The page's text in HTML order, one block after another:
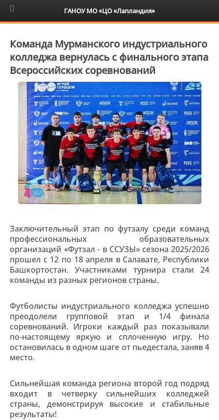
6+
Команда Мурманского индустриального
колледжа вернулась с финального этапа
Всероссийских соревнований
Заключительный этап по футзалу среди команд
профессиональных образовательных
организаций «Футзал - в ССУЗЫ» сезона 2025/2026
прошел с 12 по 18 апреля в Салавате, Республики
Башкортостан. Участниками турнира стали 24
команды из разных регионов страны.
Футболисты индустриального колледжа успешно
преодолели групповой этап и 1/4 финала
соревнований. Игроки каждый раз показывали
по-настоящему яркую и сплоченную игру. Но
остановилась в одном шаге от пьедестала, заняв 4
место.
Сильнейшая команда региона второй год подряд
входит в четверку сильнейших колледжей
страны, демонстрируя высокие и стабильные
результаты!
ГАНОУ МО «ЦО «Лапландия»